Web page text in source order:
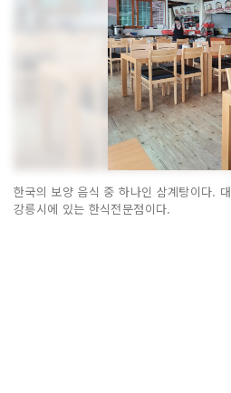
한국의 보양 음식 중 하나인 삼계탕이다.
강릉시에 있는 한식전문점이다.